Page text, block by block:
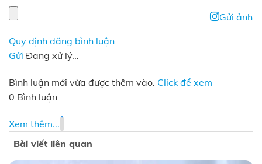
Gửi ảnh
Quy định đăng bình luận
Gửi Đang xử lý...
Bình luận mới vừa được thêm vào. Click để xem
0 Bình luận
Xem thêm...
Bài viết liên quan